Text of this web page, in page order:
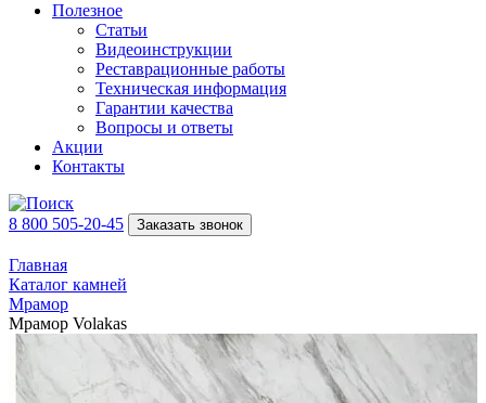
Полезное
Статьи
Видеоинструкции
Реставрационные работы
Техническая информация
Гарантии качества
Вопросы и ответы
Акции
Контакты
8 800 505-20-45 Заказать звонок
Главная
Каталог камней
Мрамор
Мрамор Volakas